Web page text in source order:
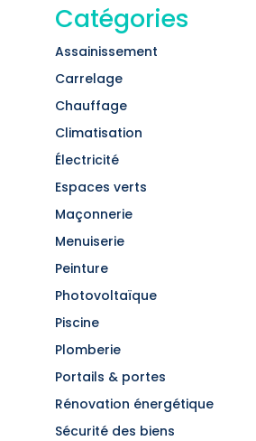
Catégories
Assainissement
Carrelage
Chauffage
Climatisation
Électricité
Espaces verts
Maçonnerie
Menuiserie
Peinture
Photovoltaïque
Piscine
Plomberie
Portails & portes
Rénovation énergétique
Sécurité des biens